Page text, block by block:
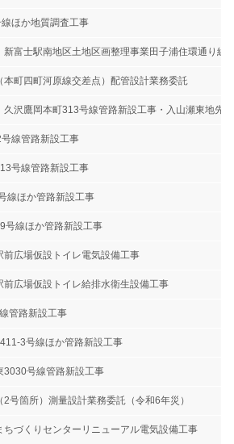
ほか地質調査工事
新富士駅南地区土地区画整理事業田子浦住環通り
本町四町河原線交差点）配管設計業務委託
久沢鷹岡本町313号線管路新設工事・入山瀬東地先
線管路新設工事
号線管路新設工事
線ほか管路新設工事
号線ほか管路新設工事
前広場仮設トイレ電気設備工事
前広場仮設トイレ給排水衛生設備工事
管路新設工事
3号線ほか管路新設工事
3030号線管路新設工事
号箇所）測量設計業務委託（令和6年災）
ちづくりセンターリニューアル電気設備工事